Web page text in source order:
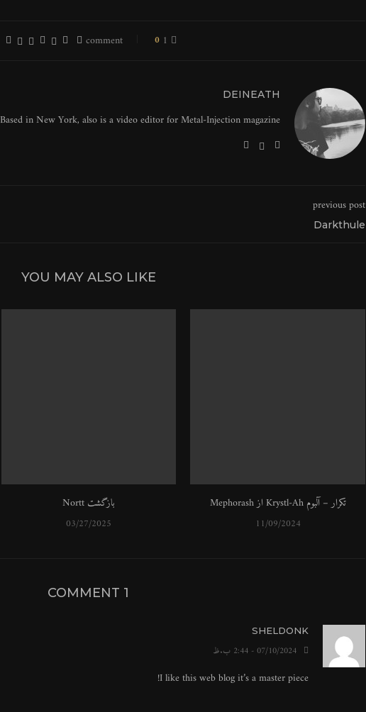
1 comment
0
DEINEATH
Based in New York, also is a video editor for Metal-Injection magazine.
previous post
Darkthule
YOU MAY ALSO LIKE
بازگشت Nortt
03/27/2025
تکرار – آلبوم Krystl​-​Ah از Mephorash
11/09/2024
1 COMMENT
SHELDONK
07/10/2024 - 2:44 ب.ظ
I like this web blog it’s a master piece!